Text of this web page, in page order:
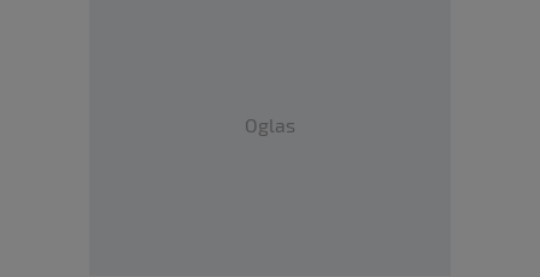
Oglas